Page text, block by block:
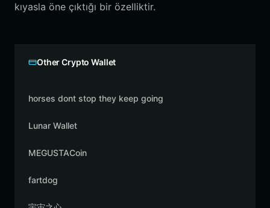
kıyasla öne çıktığı bir özelliktir.
Other Crypto Wallet
horses dont stop they keep going
Lunar Wallet
MEGUSTACoin
fartdog